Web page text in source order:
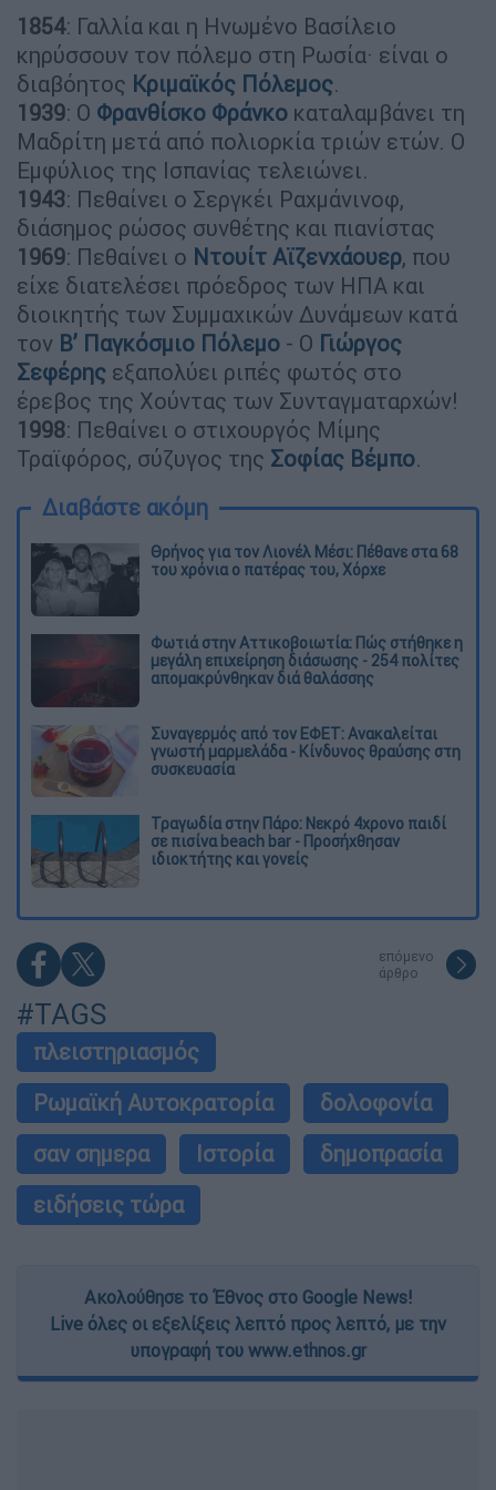
1854: Γαλλία και η Ηνωμένο Βασίλειο
κηρύσσουν τον πόλεμο στη Ρωσία· είναι ο
διαβόητος Κριμαϊκός Πόλεμος.
1939: Ο Φρανθίσκο Φράνκο καταλαμβάνει τη
Μαδρίτη μετά από πολιορκία τριών ετών. Ο
Εμφύλιος της Ισπανίας τελειώνει.
1943: Πεθαίνει ο Σεργκέι Ραχμάνινοφ,
διάσημος ρώσος συνθέτης και πιανίστας
1969: Πεθαίνει ο Ντουίτ Αϊζενχάουερ, που
είχε διατελέσει πρόεδρος των ΗΠΑ και
διοικητής των Συμμαχικών Δυνάμεων κατά
τον Β’ Παγκόσμιο Πόλεμο - Ο Γιώργος
Σεφέρης εξαπολύει ριπές φωτός στο
έρεβος της Χούντας των Συνταγματαρχών!
1998: Πεθαίνει ο στιχουργός Μίμης
Τραϊφόρος, σύζυγος της Σοφίας Βέμπο.
Διαβάστε ακόμη
Θρήνος για τον Λιονέλ Μέσι: Πέθανε στα 68
του χρόνια ο πατέρας του, Χόρχε
Φωτιά στην Αττικοβοιωτία: Πώς στήθηκε η
μεγάλη επιχείρηση διάσωσης - 254 πολίτες
απομακρύνθηκαν διά θαλάσσης
Συναγερμός από τον ΕΦΕΤ: Ανακαλείται
γνωστή μαρμελάδα - Κίνδυνος θραύσης στη
συσκευασία
Τραγωδία στην Πάρο: Νεκρό 4χρονο παιδί
σε πισίνα beach bar - Προσήχθησαν
ιδιοκτήτης και γονείς
επόμενο
άρθρο
#TAGS
πλειστηριασμός
Ρωμαϊκή Αυτοκρατορία
δολοφονία
σαν σημερα
Ιστορία
δημοπρασία
ειδήσεις τώρα
Ακολούθησε το Έθνος στο Google News!
Live όλες οι εξελίξεις λεπτό προς λεπτό, με την
υπογραφή του www.ethnos.gr